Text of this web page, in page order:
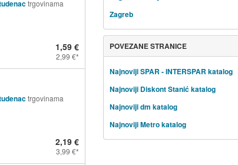
trgovinama
1,59 €
2,99 €
trgovinama
2,19 €
3,99 €
Zagreb
POVEZANE STRANICE
Najnoviji SPAR - INTERSPAR katalog
Najnoviji Diskont Stanić katalog
Najnoviji dm katalog
Najnoviji Metro katalog